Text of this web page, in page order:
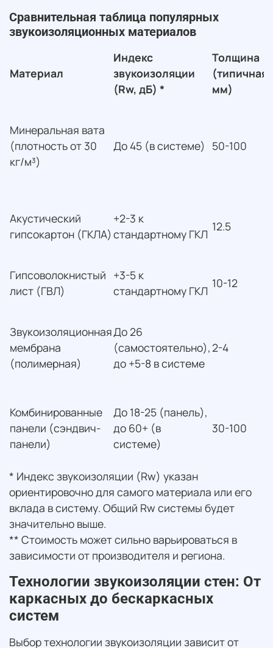
Сравнительная таблица популярных
звукоизоляционных материалов
Материал
Индекс
звукоизоляции
(Rw, дБ) *
Толщина
(типичная,
мм)
Минеральная вата
(плотность от 30
кг/м³)
До 45 (в системе) 50-100
Акустический
гипсокартон (ГКЛА)
+2-3 к
стандартному ГКЛ
12.5
Гипсоволокнистый
лист (ГВЛ)
+3-5 к
стандартному ГКЛ
10-12
Звукоизоляционная
мембрана
(полимерная)
До 26
(самостоятельно),
до +5-8 в системе
2-4
Комбинированные
панели (сэндвич-
панели)
До 18-25 (панель),
до 60+ (в
системе)
30-100
* Индекс звукоизоляции (Rw) указан
ориентировочно для самого материала или его
вклада в систему. Общий Rw системы будет
значительно выше.
** Стоимость может сильно варьироваться в
зависимости от производителя и региона.
Технологии звукоизоляции стен: От
каркасных до бескаркасных
систем
Выбор технологии звукоизоляции зависит от